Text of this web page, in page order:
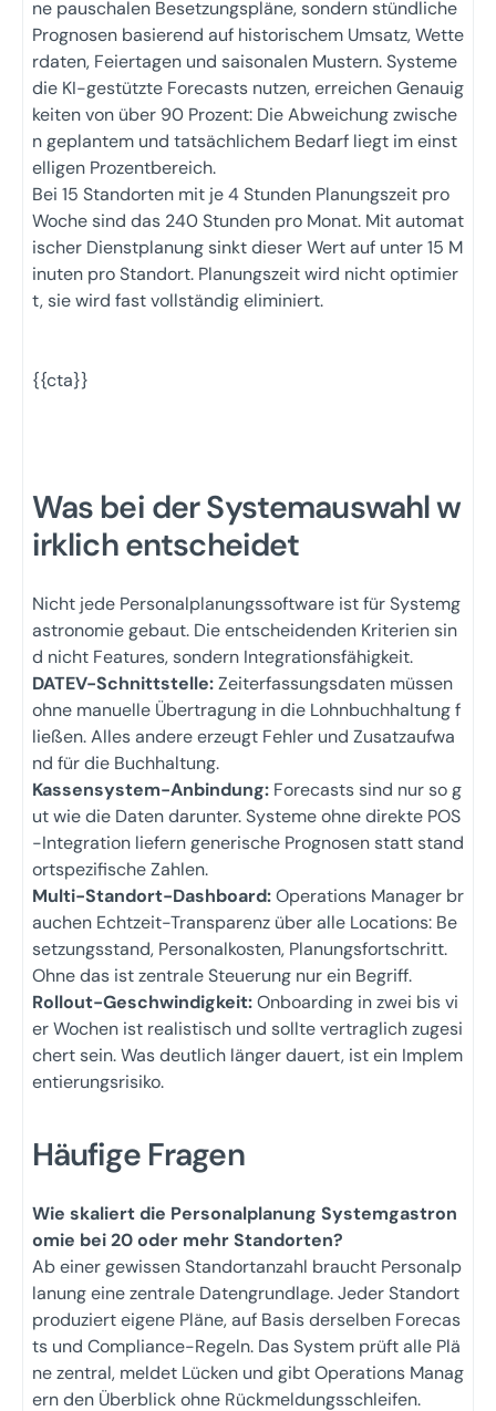
ne pauschalen Besetzungspläne, sondern stündliche
Prognosen basierend auf historischem Umsatz, Wette
rdaten, Feiertagen und saisonalen Mustern. Systeme
die KI-gestützte Forecasts nutzen, erreichen Genauig
keiten von über 90 Prozent: Die Abweichung zwische
n geplantem und tatsächlichem Bedarf liegt im einst
elligen Prozentbereich.
Bei 15 Standorten mit je 4 Stunden Planungszeit pro
Woche sind das 240 Stunden pro Monat. Mit automat
ischer Dienstplanung sinkt dieser Wert auf unter 15 M
inuten pro Standort. Planungszeit wird nicht optimier
t, sie wird fast vollständig eliminiert.
{{cta}}
Was bei der Systemauswahl w
irklich entscheidet
Nicht jede Personalplanungssoftware ist für Systemg
astronomie gebaut. Die entscheidenden Kriterien sin
d nicht Features, sondern Integrationsfähigkeit.
DATEV-Schnittstelle:Zeiterfassungsdaten müssen
ohne manuelle Übertragung in die Lohnbuchhaltung f
ließen. Alles andere erzeugt Fehler und Zusatzaufwa
nd für die Buchhaltung.
Kassensystem-Anbindung:Forecasts sind nur so g
ut wie die Daten darunter. Systeme ohne direkte POS
-Integration liefern generische Prognosen statt stand
ortspezifische Zahlen.
Multi-Standort-Dashboard:Operations Manager br
auchen Echtzeit-Transparenz über alle Locations: Be
setzungsstand, Personalkosten, Planungsfortschritt.
Ohne das ist zentrale Steuerung nur ein Begriff.
Rollout-Geschwindigkeit:Onboarding in zwei bis vi
er Wochen ist realistisch und sollte vertraglich zugesi
chert sein. Was deutlich länger dauert, ist ein Implem
entierungsrisiko.
Häufige Fragen
Wie skaliert die Personalplanung Systemgastron
omie bei 20 oder mehr Standorten?
Ab einer gewissen Standortanzahl braucht Personalp
lanung eine zentrale Datengrundlage. Jeder Standort
produziert eigene Pläne, auf Basis derselben Forecas
ts und Compliance-Regeln. Das System prüft alle Plä
ne zentral, meldet Lücken und gibt Operations Manag
ern den Überblick ohne Rückmeldungsschleifen.